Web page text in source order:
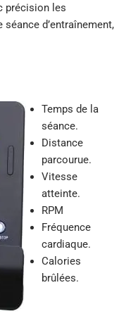
précision les
d’entraînement,
Temps de la
séance.
Distance
parcourue.
Vitesse
atteinte.
RPM
Fréquence
cardiaque.
Calories
brûlées.